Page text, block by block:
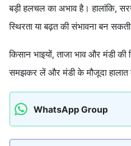
बड़ी हलचल का अभाव है। हालांकि,
स्थिरता या बढ़त की संभावना बन
किसान भाइयों, ताजा भाव और मंडी
समझकर लें और मंडी के मौजूदा हालात
WhatsApp Group